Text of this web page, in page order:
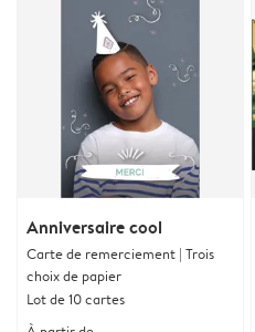
Anniversaire cool
Carte de remerciement | Trois
choix de papier
Lot de 10 cartes